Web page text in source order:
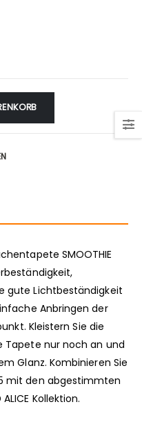
SMOOTHIE
gute Lichtbeständigkeit
Anbringen der
Kleistern Sie die
Tapete nur noch an und
Glanz. Kombinieren Sie
mit den abgestimmten
Kollektion.